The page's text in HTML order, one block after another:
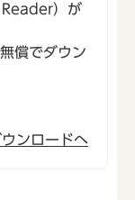
）が
償でダウン
ンロードへ